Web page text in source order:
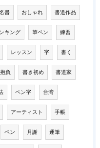
書 おしゃれ 書道作品
キング 筆ペン 練習
レッスン 字 書く
抱負 書き初め 書道家
ペン字 台湾
アーティスト 手帳
ペン 月謝 運筆